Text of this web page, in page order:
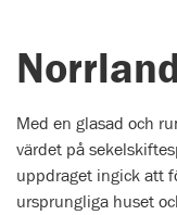
Med en glasad och
värdet på
uppdraget ingick att
ursprungliga huset